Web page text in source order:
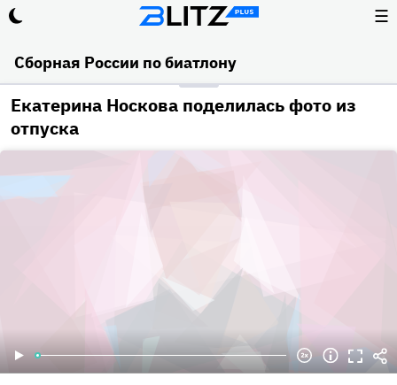
☰
Сборная России по биатлону
Екатерина Носкова поделилась фото из
отпуска